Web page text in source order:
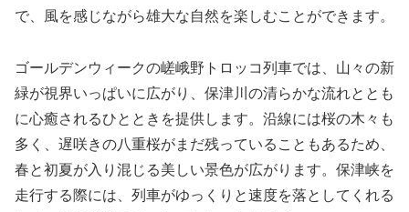
で、風を感じながら雄大な自然を楽しむことができます。
ゴールデンウィークの嵯峨野トロッコ列車では、山々の新
緑が視界いっぱいに広がり、保津川の清らかな流れととも
に心癒されるひとときを提供します。沿線には桜の木々も
多く、遅咲きの八重桜がまだ残っていることもあるため、
春と初夏が入り混じる美しい景色が広がります。保津峡を
走行する際には、列車がゆっくりと速度を落としてくれる